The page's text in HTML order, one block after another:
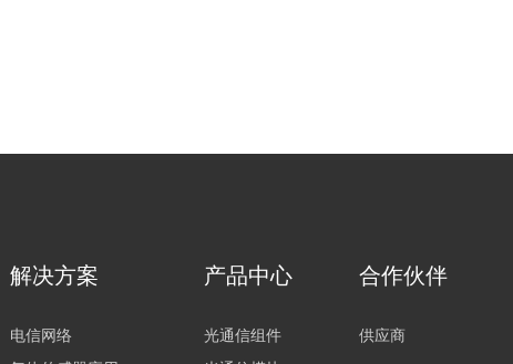
解决方案
电信网络
产品中心
光通信组件
合作伙伴
供应商